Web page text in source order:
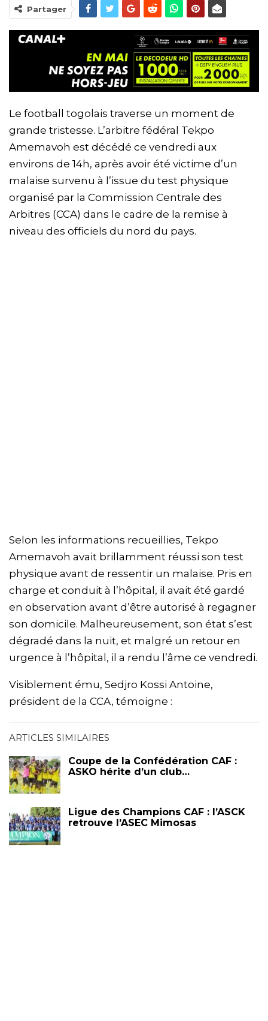
Partager
Le football togolais traverse un moment de
grande tristesse. L’arbitre fédéral Tekpo
Amemavoh est décédé ce vendredi aux
environs de 14h, après avoir été victime d’un
malaise survenu à l’issue du test physique
organisé par la Commission Centrale des
Arbitres (CCA) dans le cadre de la remise à
niveau des officiels du nord du pays.
Selon les informations recueillies, Tekpo
Amemavoh avait brillamment réussi son test
physique avant de ressentir un malaise. Pris en
charge et conduit à l’hôpital, il avait été gardé
en observation avant d’être autorisé à regagner
son domicile. Malheureusement, son état s’est
dégradé dans la nuit, et malgré un retour en
urgence à l’hôpital, il a rendu l’âme ce vendredi.
Visiblement ému, Sedjro Kossi Antoine,
président de la CCA, témoigne :
ARTICLES SIMILAIRES
Coupe de la Confédération CAF :
ASKO hérite d’un club…
Ligue des Champions CAF : l’ASCK
retrouve l’ASEC Mimosas